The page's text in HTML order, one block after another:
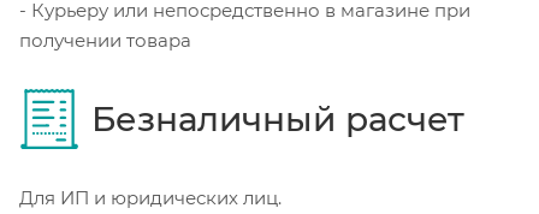
- Курьеру или непосредственно в магазине при
получении товара
Безналичный расчет
Для ИП и юридических лиц.